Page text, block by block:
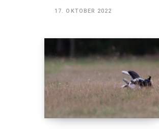
17. OKTOBER 2022